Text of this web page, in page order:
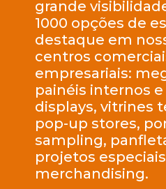
grande
1000 opções de
destaque em
centros
empresariais:
painéis internos
displays, vitrines
pop-up stores,
sampling,
projetos
merchandising.